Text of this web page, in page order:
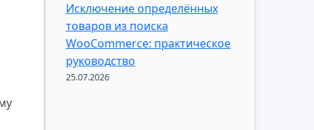
Исключение определённых
товаров из поиска
WooCommerce: практическое
руководство
25.07.2026